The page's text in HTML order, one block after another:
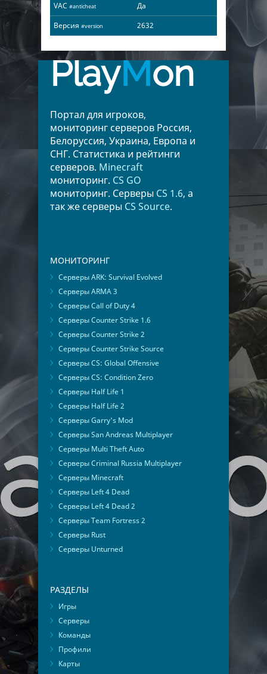
VAC #anticheat
Да
Версия #version 2632
PlayMon
Портал для игроков,
мониторинг серверов Россия,
Белоруссия, Украина, Европа и
СНГ. Статистика и рейтинги
серверов. Minecraft
мониторинг. CS GO
мониторинг. Серверы CS 1.6, а
так же серверы CS Source.
МОНИТОРИНГ
Серверы ARK: Survival Evolved
Серверы ARMA 3
Серверы Call of Duty 4
Серверы Counter Strike 1.6
Серверы Counter Strike 2
Серверы Counter Strike Source
Серверы CS: Global Offensive
Серверы CS: Condition Zero
Серверы Half Life 1
Серверы Half Life 2
Серверы Garry's Mod
Серверы San Andreas Multiplayer
Серверы Multi Theft Auto
Серверы Criminal Russia Multiplayer
Серверы Minecraft
Серверы Left 4 Dead
Серверы Left 4 Dead 2
Серверы Team Fortress 2
Серверы Rust
Серверы Unturned
РАЗДЕЛЫ
Игры
Серверы
Команды
Профили
Карты